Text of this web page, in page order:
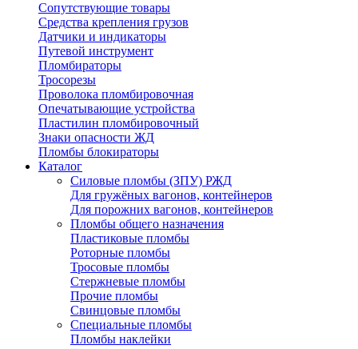
Сопутствующие товары
Средства крепления грузов
Датчики и индикаторы
Путевой инструмент
Пломбираторы
Тросорезы
Проволока пломбировочная
Опечатывающие устройства
Пластилин пломбировочный
Знаки опасности ЖД
Пломбы блокираторы
Каталог
Силовые пломбы (ЗПУ) РЖД
Для гружёных вагонов, контейнеров
Для порожних вагонов, контейнеров
Пломбы общего назначения
Пластиковые пломбы
Роторные пломбы
Тросовые пломбы
Стержневые пломбы
Прочие пломбы
Свинцовые пломбы
Специальные пломбы
Пломбы наклейки